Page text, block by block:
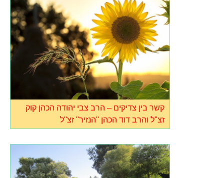
קשר בין צדיקים – הרב צבי יהודה הכהן קוק
זצ"ל והרב דוד הכהן "הנזיר" זצ"ל